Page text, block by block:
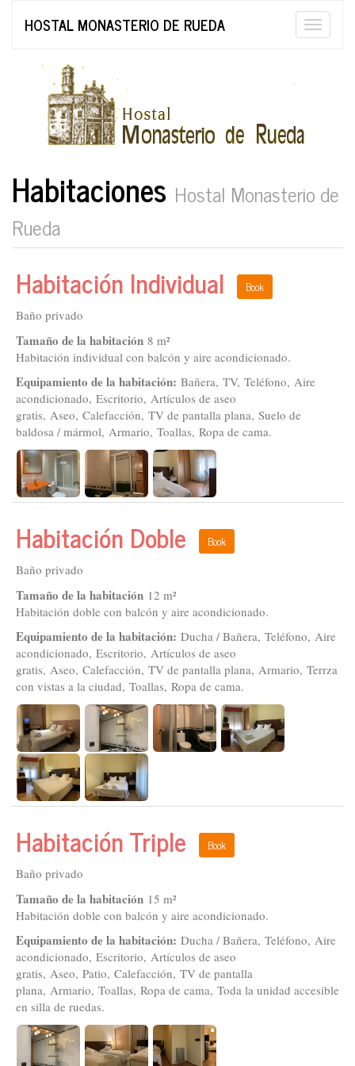
Toggle
HOSTAL MONASTERIO DE RUEDA
Habitaciones Hostal Monasterio de
Rueda
Habitación Individual Book
Baño privado
Tamaño de la habitación 8 m²
Habitación individual con balcón y aire acondicionado.
Equipamiento de la habitación: Bañera, TV, Teléfono, Aire
acondicionado, Escritorio, Artículos de aseo
gratis, Aseo, Calefacción, TV de pantalla plana, Suelo de
baldosa / mármol, Armario, Toallas, Ropa de cama.
Habitación Doble Book
Baño privado
Tamaño de la habitación 12 m²
Habitación doble con balcón y aire acondicionado.
Equipamiento de la habitación: Ducha / Bañera, Teléfono, Aire
acondicionado, Escritorio, Artículos de aseo
gratis, Aseo, Calefacción, TV de pantalla plana, Armario, Terrza
con vistas a la ciudad, Toallas, Ropa de cama.
Habitación Triple Book
Baño privado
Tamaño de la habitación 15 m²
Habitación doble con balcón y aire acondicionado.
Equipamiento de la habitación: Ducha / Bañera, Teléfono, Aire
acondicionado, Escritorio, Artículos de aseo
gratis, Aseo, Patio, Calefacción, TV de pantalla
plana, Armario, Toallas, Ropa de cama, Toda la unidad accesible
en silla de ruedas.